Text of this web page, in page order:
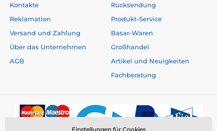
Kontakte
Reklamation
Versand und Zahlung
Über das Unternehmen
AGB
Rücksendung
Produkt-Service
Basar-Waren
Großhandel
Artikel und Neuigkeiten
Fachberatung
Einstellungen für Cookies